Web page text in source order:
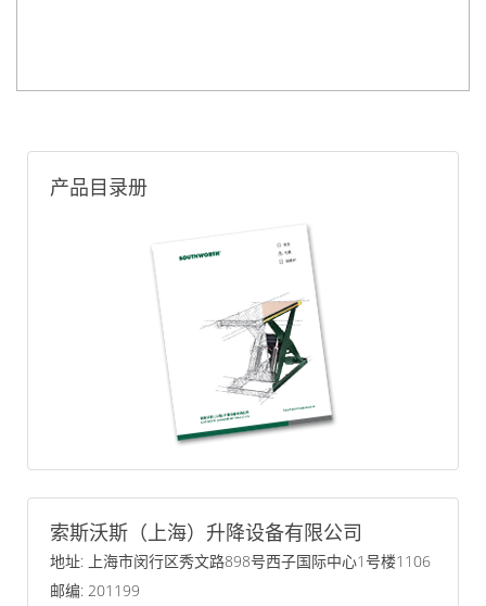
产品目录册
索斯沃斯（上海）升降设备有限公司
地址: 上海市闵行区秀文路898号西子国际中心1号楼1106
邮编: 201199